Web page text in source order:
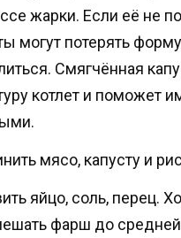
жарки. Если её не
могут потерять
Смягчённая
котлет и поможет
мясо, капусту и
яйцо, соль, перец.
фарш до средней